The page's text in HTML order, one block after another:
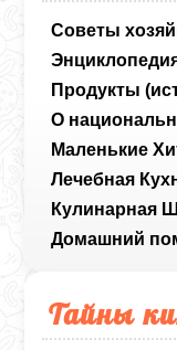
Советы
Продукты
О
Маленькие
Лечебная
Кулинарная
Домашний
Тайны